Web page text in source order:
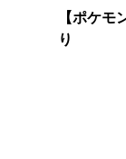
【ポケモ
り